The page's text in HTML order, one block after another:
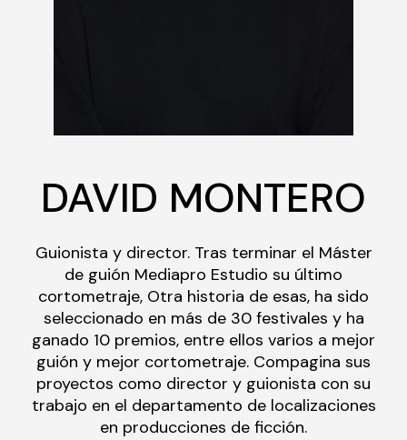
DAVID MONTERO
Guionista y director. Tras terminar el Máster
de guión Mediapro Estudio su último
cortometraje, Otra historia de esas, ha sido
seleccionado en más de 30 festivales y ha
ganado 10 premios, entre ellos varios a mejor
guión y mejor cortometraje. Compagina sus
proyectos como director y guionista con su
trabajo en el departamento de localizaciones
en producciones de ficción.